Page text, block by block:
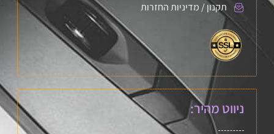
תקנון / מדיניות החזרות
ניווט מהיר: